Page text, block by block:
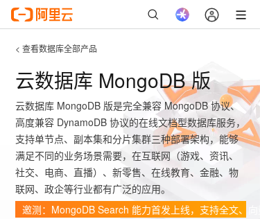
< 查看数据库全部产品
云数据库 MongoDB 版
云数据库 MongoDB 版是完全兼容 MongoDB 协议、
高度兼容 DynamoDB 协议的在线文档型数据库服务，
支持单节点、副本集和分片集群三种部署架构，能够
满足不同的业务场景需要，在互联网（游戏、资讯、
社交、电商、直播）、新零售、在线教育、金融、物
联网、政企等行业都有广泛的应用。
邀测：MongoDB Search 能力首发上线，支持全文、